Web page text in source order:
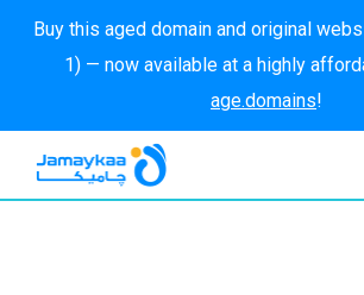
Buy this aged domain and original
1) — now available at a highly
age.domains!